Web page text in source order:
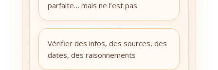
parfaite… mais ne l’est pas
Vérifier des infos, des sources, des
dates, des raisonnements